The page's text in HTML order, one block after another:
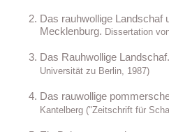
Das rauhwollige Landschaf
Mecklenburg. Dissertation
Das Rauhwollige
Universität zu Berlin, 1987)
Das rauwollige
Kantelberg ("Zeitschrift für